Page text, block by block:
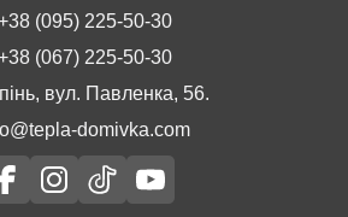
(095) 225-50-30
(067) 225-50-30
вул. Павленка, 56.
domivka.com